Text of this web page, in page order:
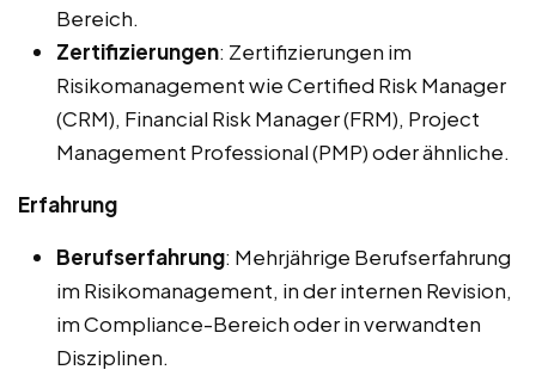
Bereich.
Zertifizierungen: Zertifizierungen im
Risikomanagement wie Certified Risk Manager
(CRM), Financial Risk Manager (FRM), Project
Management Professional (PMP) oder ähnliche.
Erfahrung
Berufserfahrung: Mehrjährige Berufserfahrung
im Risikomanagement, in der internen Revision,
im Compliance-Bereich oder in verwandten
Disziplinen.